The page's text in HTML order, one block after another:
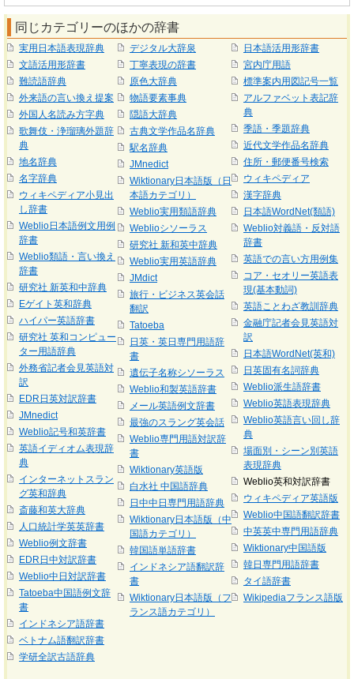
同じカテゴリーのほかの辞書
実用日本語表現辞典
文語活用形辞書
難読語辞典
外来語の言い換え提案
外国人名読み方字典
歌舞伎・浄瑠璃外題辞
典
地名辞典
名字辞典
ウィキペディア小見出
し辞書
Weblio日本語例文用例
辞書
Weblio類語・言い換え
辞書
研究社 新英和中辞典
Eゲイト英和辞典
ハイパー英語辞書
研究社 英和コンピュー
ター用語辞典
外務省記者会見英語対
訳
EDR日英対訳辞書
JMnedict
Weblio記号和英辞書
英語イディオム表現辞
典
インターネットスラン
グ英和辞典
斎藤和英大辞典
人口統計学英英辞書
Weblio例文辞書
EDR日中対訳辞書
Weblio中日対訳辞書
Tatoeba中国語例文辞
書
インドネシア語辞書
ベトナム語翻訳辞書
学研全訳古語辞典
デジタル大辞泉
丁寧表現の辞書
原色大辞典
物語要素事典
隠語大辞典
古典文学作品名辞典
駅名辞典
JMnedict
Wiktionary日本語版（日
本語カテゴリ）
Weblio実用類語辞典
Weblioシソーラス
研究社 新和英中辞典
Weblio実用英語辞典
JMdict
旅行・ビジネス英会話
翻訳
Tatoeba
日英・英日専門用語辞
書
遺伝子名称シソーラス
Weblio和製英語辞書
メール英語例文辞書
最強のスラング英会話
Weblio専門用語対訳辞
書
Wiktionary英語版
白水社 中国語辞典
日中中日専門用語辞典
Wiktionary日本語版（中
国語カテゴリ）
韓国語単語辞書
インドネシア語翻訳辞
書
Wiktionary日本語版（フ
ランス語カテゴリ）
日本語活用形辞書
宮内庁用語
標準案内用図記号一覧
アルファベット表記辞
典
季語・季題辞典
近代文学作品名辞典
住所・郵便番号検索
ウィキペディア
漢字辞典
日本語WordNet(類語)
Weblio対義語・反対語
辞書
英語での言い方用例集
コア・セオリー英語表
現(基本動詞)
英語ことわざ教訓辞典
金融庁記者会見英語対
訳
日本語WordNet(英和)
日英固有名詞辞典
Weblio派生語辞書
Weblio英語表現辞典
Weblio英語言い回し辞
典
場面別・シーン別英語
表現辞典
Weblio英和対訳辞書
ウィキペディア英語版
Weblio中国語翻訳辞書
中英英中専門用語辞典
Wiktionary中国語版
韓日専門用語辞書
タイ語辞書
Wikipediaフランス語版